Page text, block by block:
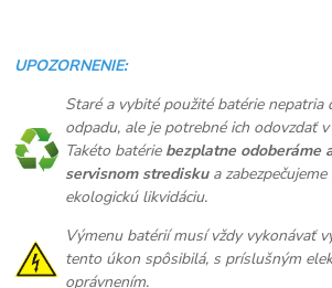
UPOZORNENIE:
Staré a vybité použité batérie nepatria
odpadu, ale je potrebné ich odovzdať
Takéto batérie bezplatne odoberáme
servisnom strediskua zabezpečujeme
ekologickú likvidáciu.
Výmenu batérií musí vždy vykonávať
tento úkon spôsibilá, s príslušným
oprávnením.